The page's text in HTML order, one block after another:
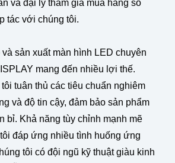
và đại lý tham gia mua hàng số
tác với chúng tôi.
và sản xuất màn hình LED chuyên
mang đến nhiều lợi thế.
tuân thủ các tiêu chuẩn nghiêm
và độ tin cậy, đảm bảo sản phẩm
bỉ. Khả năng tùy chỉnh mạnh mẽ
đáp ứng nhiều tình huống ứng
tôi có đội ngũ kỹ thuật giàu kinh